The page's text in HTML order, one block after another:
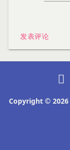
发表评论

Copyright © 2026